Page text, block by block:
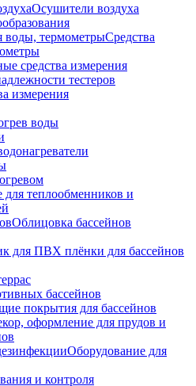
Осушители воздуха
Средства
средства измерения
тестеров
измерения
воды
теплообменников и
Облицовка бассейнов
для ПВХ плёнки для бассейнов
бассейнов
покрытия для бассейнов
оформление для прудов и
Оборудование для
и контроля